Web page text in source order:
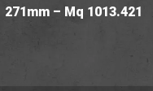
271mm – Mq 1013.421